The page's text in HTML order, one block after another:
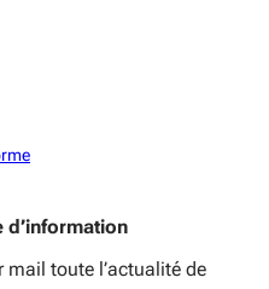
d’information
mail toute l’actualité de